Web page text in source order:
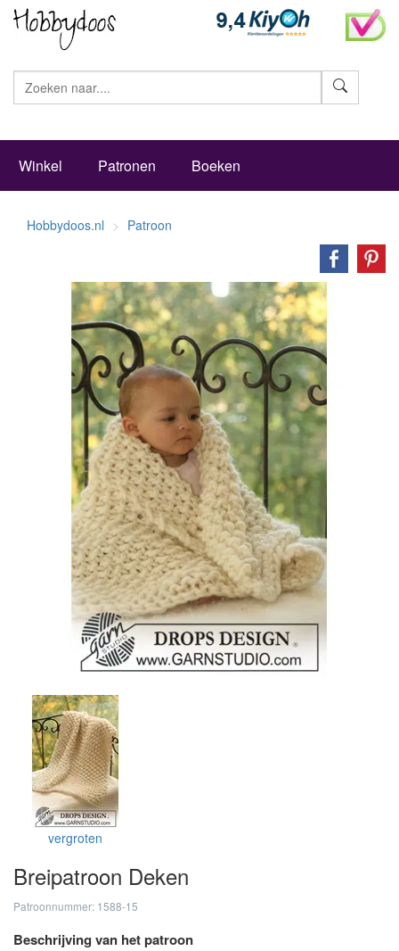
Winkel Patronen Boeken
Hobbydoos.nl Patroon
vergroten
Breipatroon Deken
Patroonnummer: 1588-15
Beschrijving van het patroon